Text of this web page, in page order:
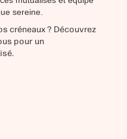
sereine.
créneaux ? Découvrez
pour un